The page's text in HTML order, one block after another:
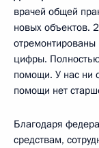
врачей общей
новых объектов.
цифры.
помощи. У нас ни
помощи нет
Благодаря
средствам,